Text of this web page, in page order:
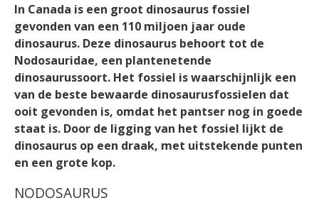
In Canada is een groot dinosaurus fossiel
gevonden van een 110 miljoen jaar oude
dinosaurus. Deze dinosaurus behoort tot de
Nodosauridae, een plantenetende
dinosaurussoort. Het fossiel is waarschijnlijk een
van de beste bewaarde dinosaurusfossielen dat
ooit gevonden is, omdat het pantser nog in goede
staat is. Door de ligging van het fossiel lijkt de
dinosaurus op een draak, met uitstekende punten
en een grote kop.
NODOSAURUS